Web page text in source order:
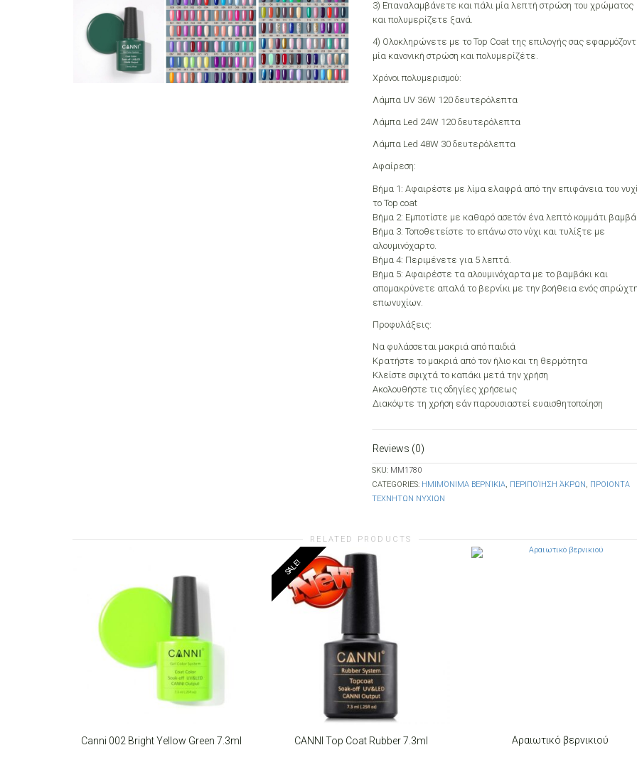
3) Επαναλαμβάνετε και πάλι μία λεπτή στρώση του χρώματος
και πολυμερίζετε ξανά.
4) Ολοκληρώνετε με το Top Coat της επιλογής σας
μία κανονική στρώση και πολυμερίζέτε.
Χρόνοι πολυμερισμού:
Λάμπα UV 36W 120 δευτερόλεπτα
Λάμπα Led 24W 120 δευτερόλεπτα
Λάμπα Led 48W 30 δευτερόλεπτα
Αφαίρεση:
Βήμα 1: Αφαιρέστε με λίμα ελαφρά από την επιφάνεια του
το Top coat
Βήμα 2: Εμποτίστε με καθαρό ασετόν ένα λεπτό κομμάτι
Βήμα 3: Τοποθετείστε το επάνω στο νύχι και τυλίξτε με
αλουμινόχαρτο.
Βήμα 4: Περιμένετε για 5 λεπτά.
Βήμα 5: Αφαιρέστε τα αλουμινόχαρτα με το βαμβάκι και
απομακρύνετε απαλά το βερνίκι με την βοήθεια ενός σπρώχτη
επωνυχίων.
Προφυλάξεις:
Να φυλάσσεται μακριά από παιδιά
Κρατήστε το μακριά από τον ήλιο και τη θερμότητα
Κλείστε σφιχτά το καπάκι μετά την χρήση
Ακολουθήστε τις οδηγίες χρήσεως
Διακόψτε τη χρήση εάν παρουσιαστεί ευαισθητοποίηση
Reviews (0)
SKU: MM1780
CATEGORIES: ΗΜΙΜΌΝΙΜΑ ΒΕΡΝΊΚΙΑ, ΠΕΡΙΠΟΊΗΣΗ ΆΚΡΩΝ, ΠΡΟΙΟΝΤΑ
ΤΕΧΝΗΤΩΝ ΝΥΧΙΩΝ
RELATED PRODUCTS
Canni 002 Bright Yellow Green 7.3ml
SALE!
CANNI Top Coat Rubber 7.3ml Αραιωτικό βερνικιού